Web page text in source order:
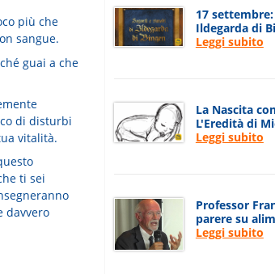
più che
sangue.
guai a che
di disturbi
vitalità.
ti sei
davvero
17
Ildegarda di
Leggi subito
La Nascita
L'Eredità di
Leggi subito
Professor
parere su
Leggi subito